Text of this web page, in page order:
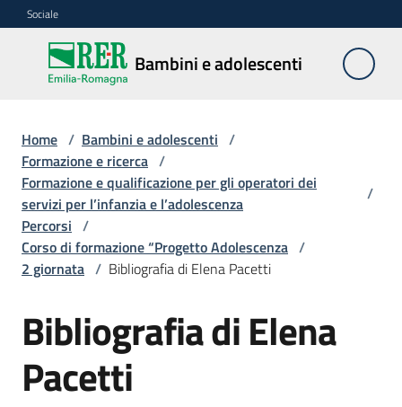
Vai al contenuto
Vai alla navigazione
Vai al footer
Sociale
Bambini e adolescenti
Bambini e
adolescenti
Accoglienza,
tutela
e
sostegno
Centri
estivi
e
Home / Bambini e adolescenti /
Formazione e ricerca /
Formazione e qualificazione per gli operatori dei
servizi per l’infanzia e l’adolescenza
/
Percorsi /
Corso di formazione “Progetto Adolescenza /
2 giornata / Bibliografia di Elena Pacetti
Bibliografia di Elena
Pacetti